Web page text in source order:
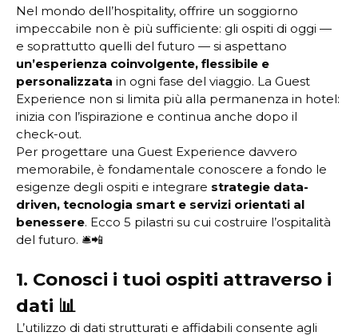
Nel mondo dell’hospitality, offrire un soggiorno
impeccabile non è più sufficiente: gli ospiti di oggi —
e soprattutto quelli del futuro — si aspettano
un’esperienza coinvolgente, flessibile e
personalizzata in ogni fase del viaggio. La Guest
Experience non si limita più alla permanenza in hotel:
inizia con l’ispirazione e continua anche dopo il
check-out.
Per progettare una Guest Experience davvero
memorabile, è fondamentale conoscere a fondo le
esigenze degli ospiti e integrare strategie data-
driven, tecnologia smart e servizi orientati al
benessere. Ecco 5 pilastri su cui costruire l’ospitalità
del futuro. 🛎️📲
1. Conosci i tuoi ospiti attraverso i
dati 📊
L’utilizzo di dati strutturati e affidabili consente agli